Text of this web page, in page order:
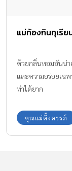
แม่ท้องกินทุเรีย
ด้วยกลิ่นหอมอันน่า
และความอร่อยเฉ
ทำได้ยาก
คุณแม่ตั้งครรภ์